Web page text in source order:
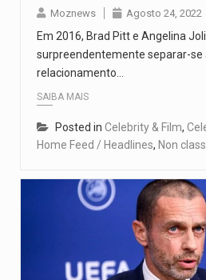
Moznews Agosto 24, 2022
Em 2016, Brad Pitt e Angelina
surpreendentemente separar-se
relacionamento…
SAIBA MAIS
Posted in Celebrity & Film,
Home Feed / Headlines, Non